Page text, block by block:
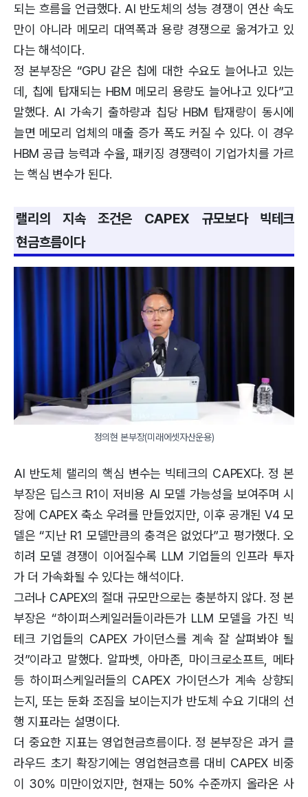
되는 흐름을 언급했다. AI 반도체의 성능 경쟁이 연산 속도
만이 아니라 메모리 대역폭과 용량 경쟁으로 옮겨가고 있
다는 해석이다.
정 본부장은 “GPU 같은 칩에 대한 수요도 늘어나고 있는
데, 칩에 탑재되는 HBM 메모리 용량도 늘어나고 있다”고
말했다. AI 가속기 출하량과 칩당 HBM 탑재량이 동시에
늘면 메모리 업체의 매출 증가 폭도 커질 수 있다. 이 경우
HBM 공급 능력과 수율, 패키징 경쟁력이 기업가치를 가르
는 핵심 변수가 된다.
랠리의 지속 조건은 CAPEX 규모보다 빅테크
현금흐름이다
정의현 본부장(미래에셋자산운용)
AI 반도체 랠리의 핵심 변수는 빅테크의 CAPEX다. 정 본
부장은 딥스크 R1이 저비용 AI 모델 가능성을 보여주며 시
장에 CAPEX 축소 우려를 만들었지만, 이후 공개된 V4 모
델은 “지난 R1 모델만큼의 충격은 없었다”고 평가했다. 오
히려 모델 경쟁이 이어질수록 LLM 기업들의 인프라 투자
가 더 가속화될 수 있다는 해석이다.
그러나 CAPEX의 절대 규모만으로는 충분하지 않다. 정 본
부장은 “하이퍼스케일러들이라든가 LLM 모델을 가진 빅
테크 기업들의 CAPEX 가이던스를 계속 잘 살펴봐야 될
것”이라고 말했다. 알파벳, 아마존, 마이크로소프트, 메타
등 하이퍼스케일러들의 CAPEX 가이던스가 계속 상향되
는지, 또는 둔화 조짐을 보이는지가 반도체 수요 기대의 선
행 지표라는 설명이다.
더 중요한 지표는 영업현금흐름이다. 정 본부장은 과거 클
라우드 초기 확장기에는 영업현금흐름 대비 CAPEX 비중
이 30% 미만이었지만, 현재는 50% 수준까지 올라온 사